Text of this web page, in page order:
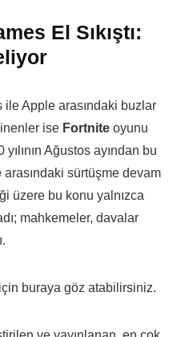
El Sıkıştı:
ile Apple arasındaki buzlar
ise Fortnite oyunu
Ağustos ayından bu
arasındaki sürtüşme devam
üzere bu konu yalnızca
mahkemeler, davalar
için buraya göz atabilirsiniz.